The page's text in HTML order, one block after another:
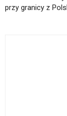
przy granicy z